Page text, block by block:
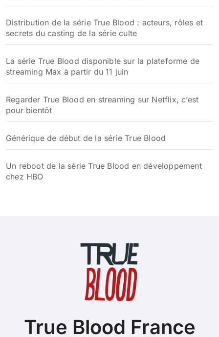
Distribution de la série True Blood : acteurs, rôles et
secrets du casting de la série culte
La série True Blood disponible sur la plateforme de
streaming Max à partir du 11 juin
Regarder True Blood en streaming sur Netflix, c’est
pour bientôt
Générique de début de la série True Blood
Un reboot de la série True Blood en développement
chez HBO
True Blood France